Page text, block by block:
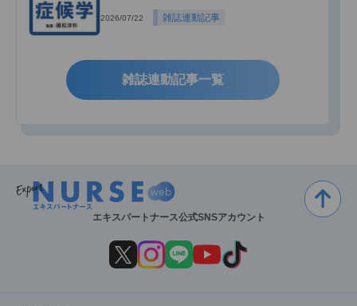
2026/07/22 雑誌連動記事
雑誌連動記事一覧
エキスパートナース公式SNSアカウント